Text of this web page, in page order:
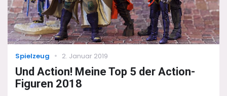
Categories
Spielzeug
Posted
2. Januar 2019
Und Action! Meine Top 5 der Action-
Figuren 2018